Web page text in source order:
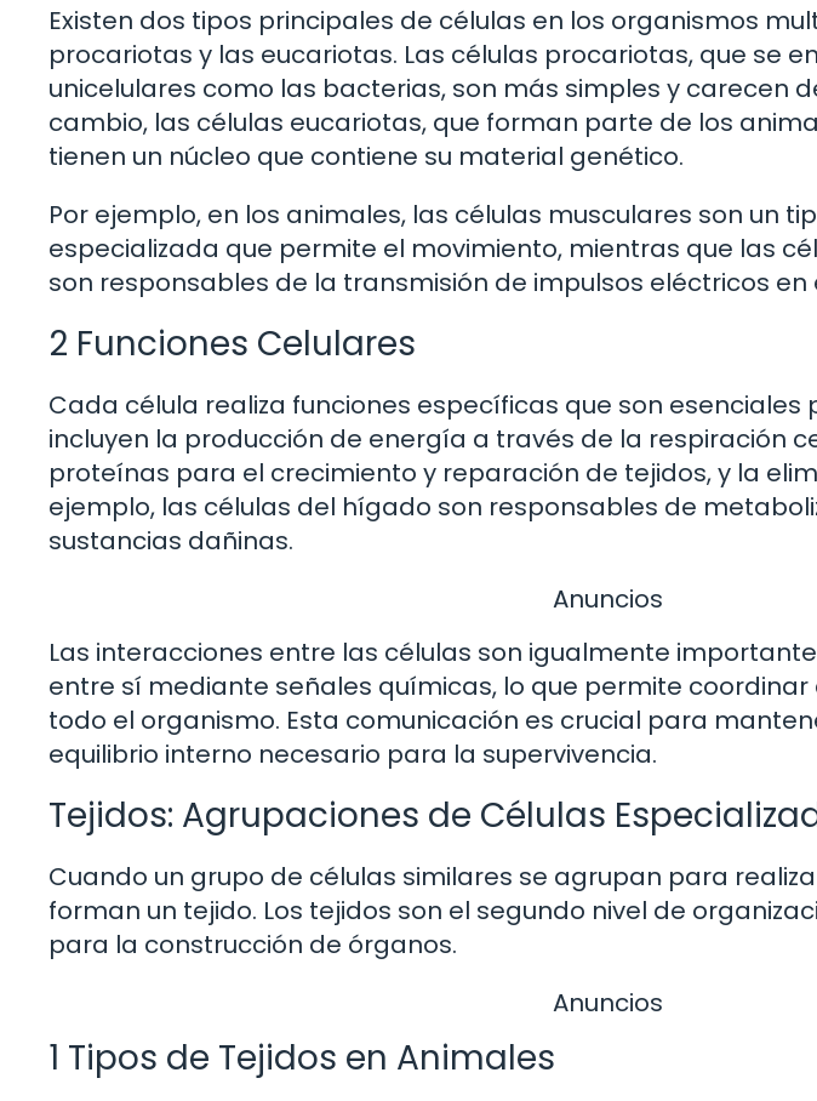
Existen dos tipos principales de células en los organismos
procariotas y las eucariotas. Las células procariotas, que se
unicelulares como las bacterias, son más simples y carecen
cambio, las células eucariotas, que forman parte de los
tienen un núcleo que contiene su material genético.
Por ejemplo, en los animales, las células musculares son un
especializada que permite el movimiento, mientras que las
son responsables de la transmisión de impulsos eléctricos en
2 Funciones Celulares
Cada célula realiza funciones específicas que son esenciales
incluyen la producción de energía a través de la respiración
proteínas para el crecimiento y reparación de tejidos, y la
ejemplo, las células del hígado son responsables de
sustancias dañinas.
Anuncios
Las interacciones entre las células son igualmente
entre sí mediante señales químicas, lo que permite
todo el organismo. Esta comunicación es crucial para
equilibrio interno necesario para la supervivencia.
Tejidos: Agrupaciones de Células
Cuando un grupo de células similares se agrupan para
forman un tejido. Los tejidos son el segundo nivel de
para la construcción de órganos.
Anuncios
1 Tipos de Tejidos en Animales